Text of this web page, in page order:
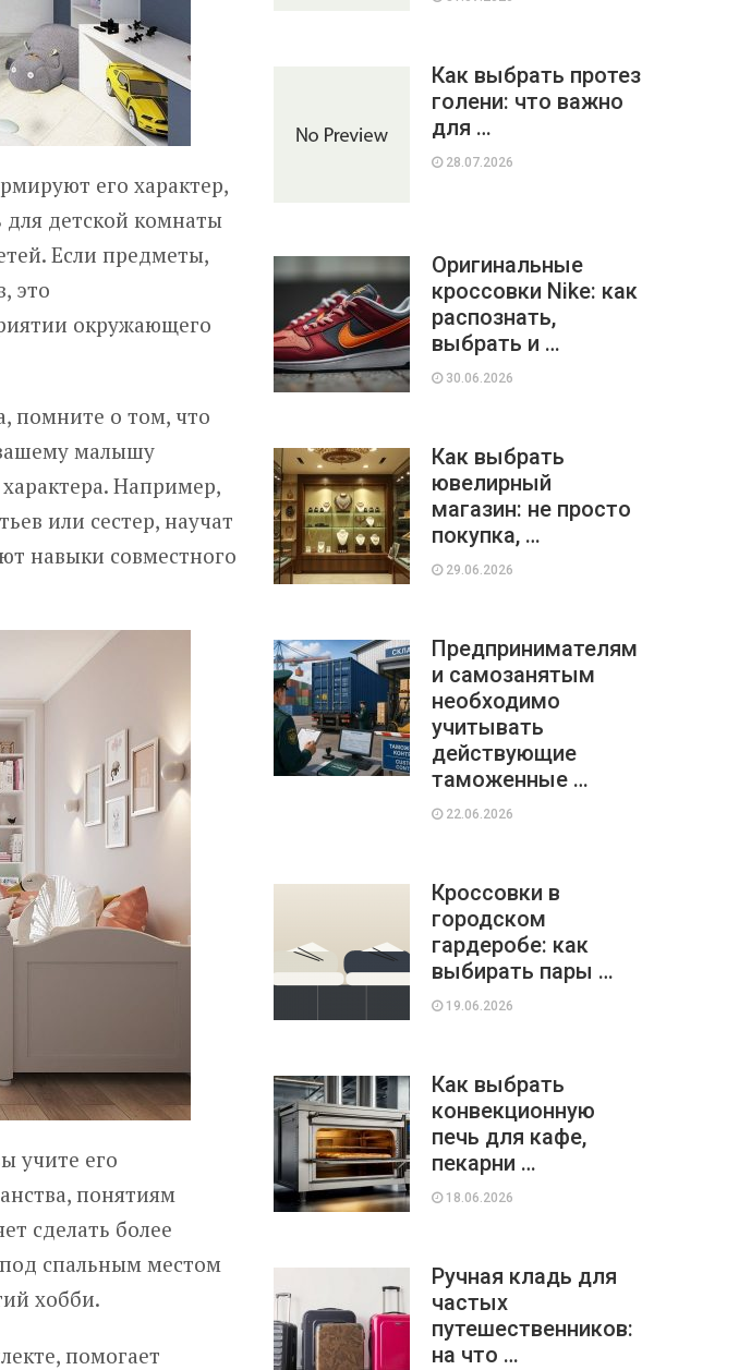
его характер,
детской комнаты
Если предметы,
это
окружающего
помните о том, что
малышу
Например,
или сестер, научат
навыки совместного
учите его
понятиям
сделать более
спальным местом
хобби.
помогает
Как выбрать протез
голени: что важно
для …
28.07.2026
Оригинальные
кроссовки Nike: как
распознать,
выбрать и …
30.06.2026
Как выбрать
ювелирный
магазин: не просто
покупка, …
29.06.2026
Предпринимателям
и самозанятым
необходимо
учитывать
действующие
таможенные …
22.06.2026
Кроссовки в
городском
гардеробе: как
выбирать пары …
19.06.2026
Как выбрать
конвекционную
печь для кафе,
пекарни …
18.06.2026
Ручная кладь для
частых
путешественников:
на что …